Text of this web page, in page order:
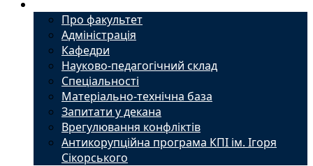
Про факультет
Адміністрація
Кафедри
Науково-педагогічний склад
Спеціальності
Матеріально-технічна база
Запитати у декана
Врегулювання конфліктів
Антикорупційна програма КПІ ім. Ігоря
Сікорського